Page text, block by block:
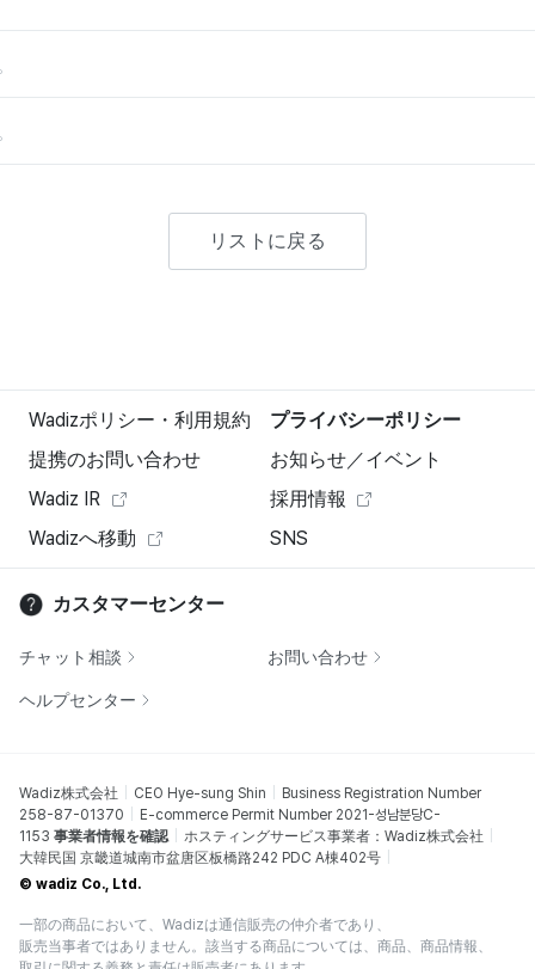
リストに戻る
Wadizポリシー・利用規約
プライバシーポリシー
提携のお問い合わせ
お知らせ／イベント
Wadiz IR
採用情報
Wadizへ移動
SNS
カスタマーセンター
チャット相談 お問い合わせ
ヘルプセンター
Wadiz株式会社 CEO Hye-sung Shin
Business Registration Number
258-87-01370
E-commerce Permit Number 2021-성남분당C-
1153 事業者情報を確認
ホスティングサービス事業者：Wadiz株式会社
大韓民国 京畿道城南市盆唐区板橋路242 PDC A棟402号
© wadiz Co., Ltd.
一部の商品において、Wadizは通信販売の仲介者であり、
販売当事者ではありません。該当する商品については、商品、商品情報、